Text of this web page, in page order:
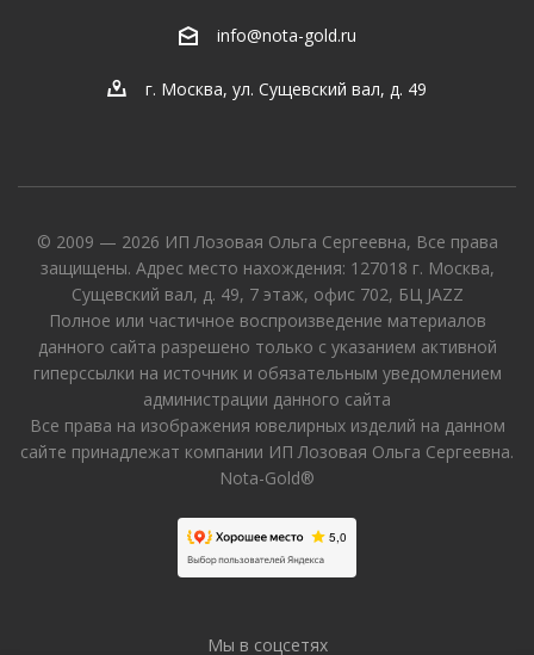
info@nota-gold.ru
г. Москва, ул. Сущевский вал, д. 49
© 2009 — 2026 ИП Лозовая Ольга Сергеевна, Все права
защищены. Адрес место нахождения: 127018 г. Москва,
Сущевский вал, д. 49, 7 этаж, офис 702, БЦ JAZZ
Полное или частичное воспроизведение материалов
данного сайта разрешено только с указанием активной
гиперссылки на источник и обязательным уведомлением
администрации данного сайта
Все права на изображения ювелирных изделий на данном
сайте принадлежат компании ИП Лозовая Ольга Сергеевна.
Nota-Gold®
Мы в соцсетях